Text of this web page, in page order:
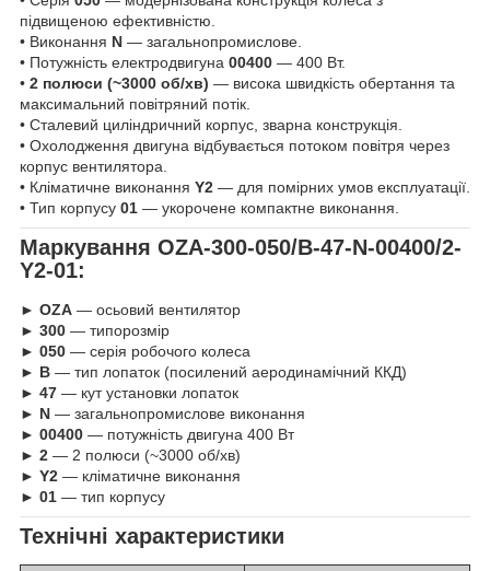
підвищеною ефективністю.
• Виконання N — загальнопромислове.
• Потужність електродвигуна 00400 — 400 Вт.
• 2 полюси (~3000 об/хв) — висока швидкість обертання та
максимальний повітряний потік.
• Сталевий циліндричний корпус, зварна конструкція.
• Охолодження двигуна відбувається потоком повітря через
корпус вентилятора.
• Кліматичне виконання Y2 — для помірних умов експлуатації.
• Тип корпусу 01 — укорочене компактне виконання.
Маркування OZA-300-050/B-47-N-00400/2-
Y2-01:
► OZA — осьовий вентилятор
► 300 — типорозмір
► 050 — серія робочого колеса
► B — тип лопаток (посилений аеродинамічний ККД)
► 47 — кут установки лопаток
► N — загальнопромислове виконання
► 00400 — потужність двигуна 400 Вт
► 2 — 2 полюси (~3000 об/хв)
► Y2 — кліматичне виконання
► 01 — тип корпусу
Технічні характеристики